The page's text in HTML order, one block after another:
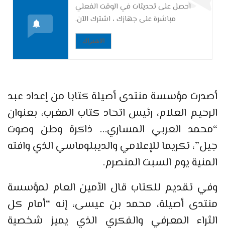
احصل على تحديثات في الوقت الفعلي
مباشرة على جهازك ، اشترك الآن.
الاشتراك
أصدرت مؤسسة منتدى أصيلة كتابا من إعداد عبد
الرحيم العلام، رئيس اتحاد كتاب المغرب، بعنوان
“محمد العربي المساري… ذاكرة وطن وصوت
جيل”، تكريما للإعلامي والديبلوماسي الذي وافته
المنية يوم السبت المنصرم.
وفي تقديم للكتاب قال الأمين العام لمؤسسة
منتدى أصيلة، محمد بن عيسى، إنه “أمام كل
الثراء المعرفي والفكري الذي يميز شخصية